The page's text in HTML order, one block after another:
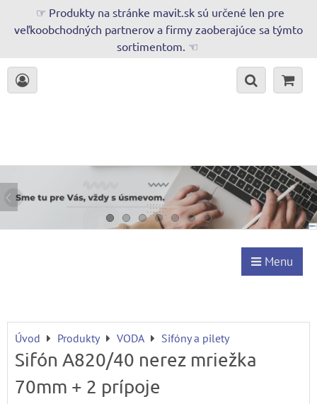
☞ Produkty na stránke mavit.sk sú určené len pre
veľkoobchodných partnerov a firmy zaoberajúce sa týmto
sortimentom. ☜
Menu
Úvod Produkty VODA Sifóny a pilety
Sifón A820/40 nerez mriežka
70mm + 2 prípoje